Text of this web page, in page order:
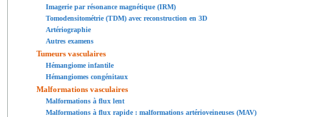
Imagerie par résonance magnétique (IRM)
Tomodensitométrie (TDM) avec reconstruction en 3D
Artériographie
Autres examens
Tumeurs vasculaires
Hémangiome infantile
Hémangiomes congénitaux
Malformations vasculaires
Malformations à flux lent
Malformations à flux rapide : malformations artérioveineuses (MAV)